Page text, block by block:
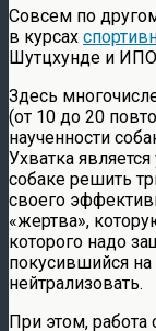
Совсем по
в курсах
Шутцхунде и
Здесь
(от 10 до 20
наученности
Ухватка
собаке решить
своего
«жертва»,
которого надо
покусившийся на
нейтрализовать.
При этом, работа